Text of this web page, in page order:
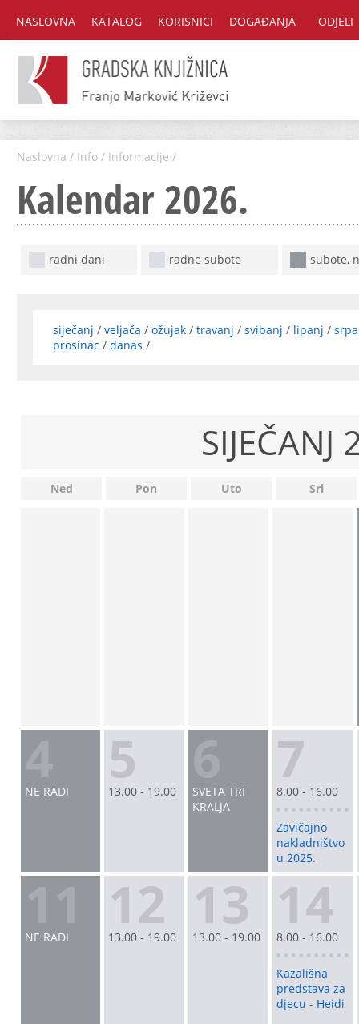
NASLOVNA KATALOG KORISNICI DOGAĐANJA ODJELI
Naslovna / Info / Informacije /
Kalendar 2026.
radni dani radne subote subote,
siječanj / veljača / ožujak / travanj / svibanj / lipanj /
prosinac / danas /
SIJEČANJ
Ned Pon Uto Sri
NE RADI 5
13.00 - 19.00
SVETA TRI
KRALJA
7
8.00 - 16.00
Zavičajno
nakladništvo
u 2025.
NE RADI 12
13.00 - 19.00 13
13.00 - 19.00 14
8.00 - 16.00
Kazališna
predstava za
djecu - Heidi